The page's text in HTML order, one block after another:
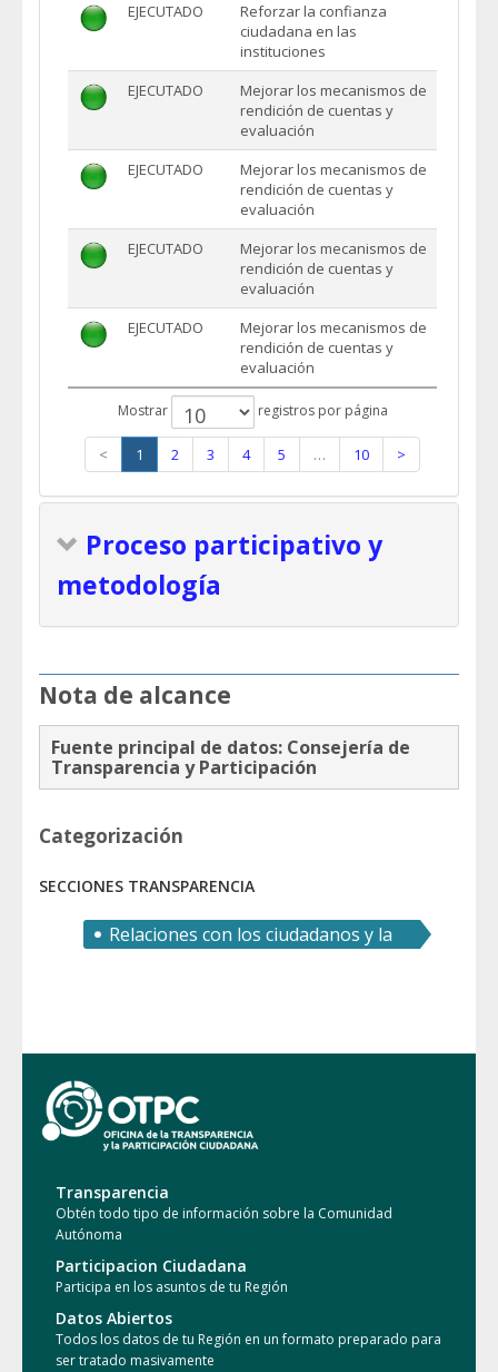
EJECUTADO
Reforzar la confianza
ciudadana en las
instituciones
EJECUTADO
Mejorar los mecanismos de
rendición de cuentas y
evaluación
EJECUTADO
Mejorar los mecanismos de
rendición de cuentas y
evaluación
EJECUTADO
Mejorar los mecanismos de
rendición de cuentas y
evaluación
EJECUTADO
Mejorar los mecanismos de
rendición de cuentas y
evaluación
Mostrar registros por página
< 1 2 3 4 5 … 10 >
Proceso participativo y
metodología
Nota de alcance
Fuente principal de datos: Consejería de
Transparencia y Participación
Categorización
SECCIONES TRANSPARENCIA
Relaciones con los ciudadanos y la
Transparencia
Obtén todo tipo de información sobre la Comunidad
Autónoma
Participacion Ciudadana
Participa en los asuntos de tu Región
Datos Abiertos
Todos los datos de tu Región en un formato preparado para
ser tratado masivamente